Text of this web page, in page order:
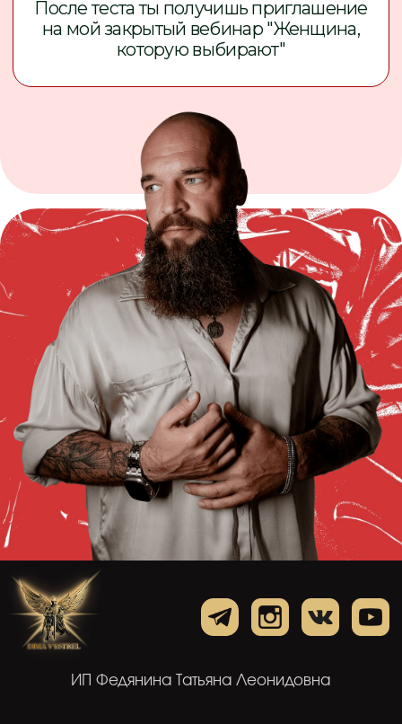
E-mail: info@dima-vystrel.ru
Тел: +79211411529
ИНН 701717353064 ОГРНИП
324700000037270
Публичная оферта
Политика обработки персональных данных
Согласие на обработку персональных данных
ИП Федянина Татьяна Леонидовна